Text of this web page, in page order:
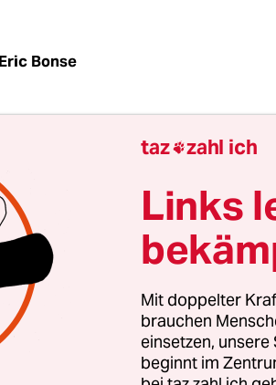
Eric Bonse
| Europa setzt auf mehr
Internetkonzerne wie
werden, in „deutlicher und
Daten zu
Vorlage verabschiedete das
Bei Verstößen sollen
und bis zu 100 Millionen
war unter Federführung des
Jan Philipp Albrecht
taz zahl ich
Links
Mit doppelter
brauchen
einsetzen,
beginnt im